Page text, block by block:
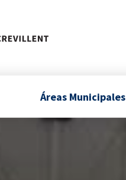
Áreas Municipales